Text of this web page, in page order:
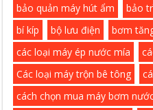
bảo quản máy hút ẩm
bảo
bí kíp
bộ lưu điện
bơm
các loại máy ép nước mía
Các loại máy trộn bê tông
cách chọn mua máy bơm